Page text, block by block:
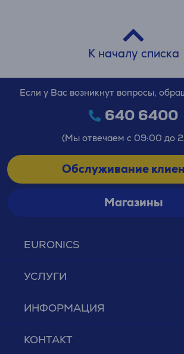
К началу списка
EURONICS
УСЛУГИ
ИНФОРМАЦИЯ
КОНТАКТ
Если у Вас возникнут вопросы,
640 6400
(Мы отвечаем с 09:00 до
Обслуживание
Магазины